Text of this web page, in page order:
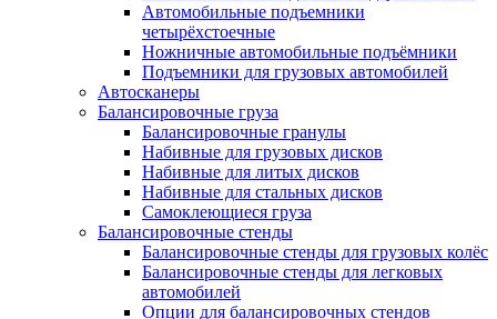
Автомобильные подъемники
четырёхстоечные
Ножничные автомобильные подъёмники
Подъемники для грузовых автомобилей
Автосканеры
Балансировочные груза
Балансировочные гранулы
Набивные для грузовых дисков
Набивные для литых дисков
Набивные для стальных дисков
Самоклеющиеся груза
Балансировочные стенды
Балансировочные стенды для грузовых колёс
Балансировочные стенды для легковых
автомобилей
Опции для балансировочных стендов